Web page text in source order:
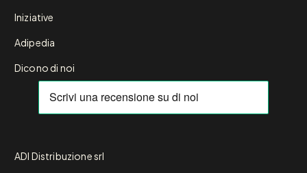
Iniziative
Adipedia
Dicono di noi
ADI Distribuzione srl